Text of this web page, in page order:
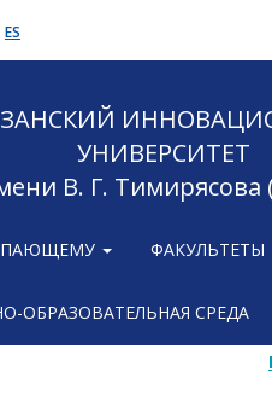
ES
УНИВЕРСИТЕТ
В. Г.
ФАКУЛЬТЕТЫ
ОБРАЗОВАТЕЛЬНАЯ СРЕДА